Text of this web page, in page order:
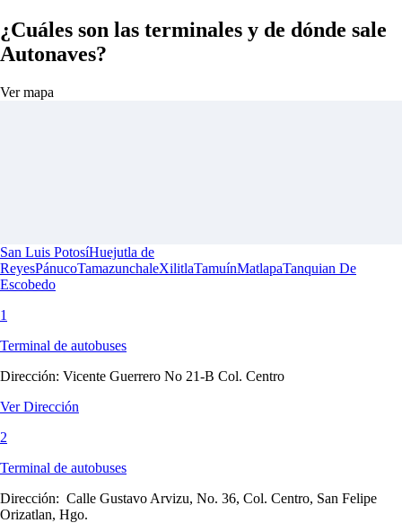
¿Cuáles son las terminales y de dónde sale
Autonaves?
Ver mapa
San Luis PotosíHuejutla de
ReyesPánucoTamazunchaleXilitlaTamuínMatlapaTanquian De
Escobedo
1
Terminal de autobuses
Dirección: Vicente Guerrero No 21-B Col. Centro
Ver Dirección
2
Terminal de autobuses
Dirección: Calle Gustavo Arvizu, No. 36, Col. Centro, San Felipe
Orizatlan, Hgo.